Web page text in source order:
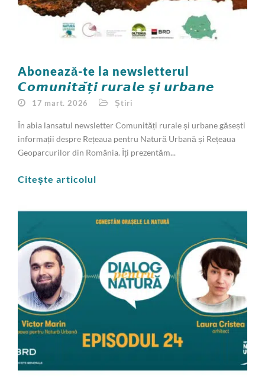
Abonează-te la newsletterul
𝘾𝙤𝙢𝙪𝙣𝙞𝙩𝙖̆𝙩̦𝙞 𝙧𝙪𝙧𝙖𝙡𝙚 𝙨̦𝙞 𝙪𝙧𝙗𝙖𝙣𝙚
17 mart. 2026 Știri
În abia lansatul newsletter Comunități rurale și urbane găsești
informații despre Rețeaua pentru Natură Urbană și Rețeaua
Geoparcurilor din România. Îți prezentăm...
Citește articolul